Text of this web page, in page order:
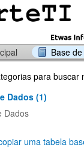
Base
para buscar
Dados (1)
Dados
uma tabela